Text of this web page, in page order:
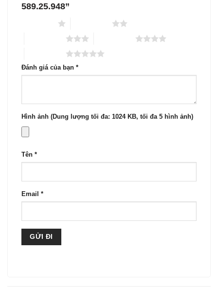
589.25.948”
Đánh giá của bạn *
Hình ảnh (Dung lượng tối đa: 1024 KB, tối đa 5 hình ảnh)
Tên *
Email *